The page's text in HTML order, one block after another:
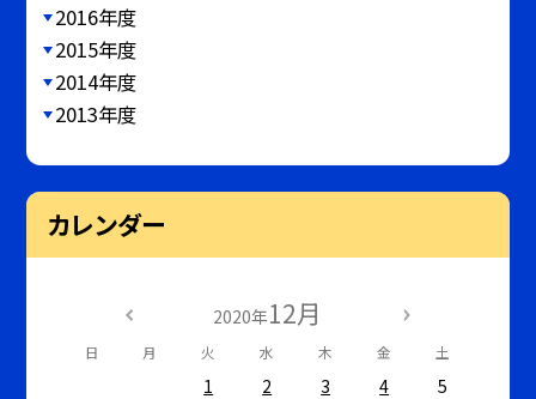
2016年度
2015年度
2014年度
2013年度
カレンダー
2020年12月
日 月 火 水 木 金 土
1 2 3 4
5